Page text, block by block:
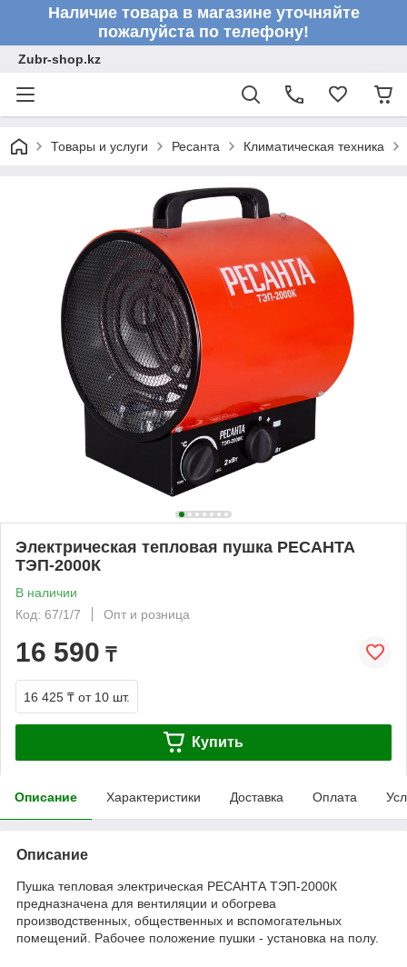
Наличие товара в магазине уточняйте
пожалуйста по телефону!
Zubr-shop.kz
Товары и услуги Ресанта Климатическая техника
Электрическая тепловая пушка РЕСАНТА
ТЭП-2000К
В наличии
Код: 67/1/7
Опт и розница
16 590 ₸
16 425 ₸ от 10 шт.
Купить
Описание Характеристики Доставка Оплата
Описание
Пушка тепловая электрическая РЕСАНТА ТЭП-2000К
предназначена для вентиляции и обогрева
производственных, общественных и вспомогательных
помещений. Рабочее положение пушки - установка на полу.